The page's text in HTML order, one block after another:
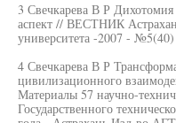
3 Свечкарева В Р Дихотомия
аспект // ВЕСТНИК
университета -2007 -
4 Свечкарева В Р
цивилизационного
Материалы 57 научно-
Государственного